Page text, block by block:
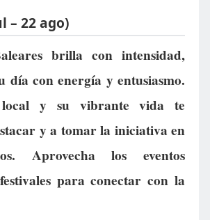
– 22 ago)
brilla con intensidad,
día con energía y entusiasmo.
y su vibrante vida te
y a tomar la iniciativa en
Aprovecha los eventos
para conectar con la